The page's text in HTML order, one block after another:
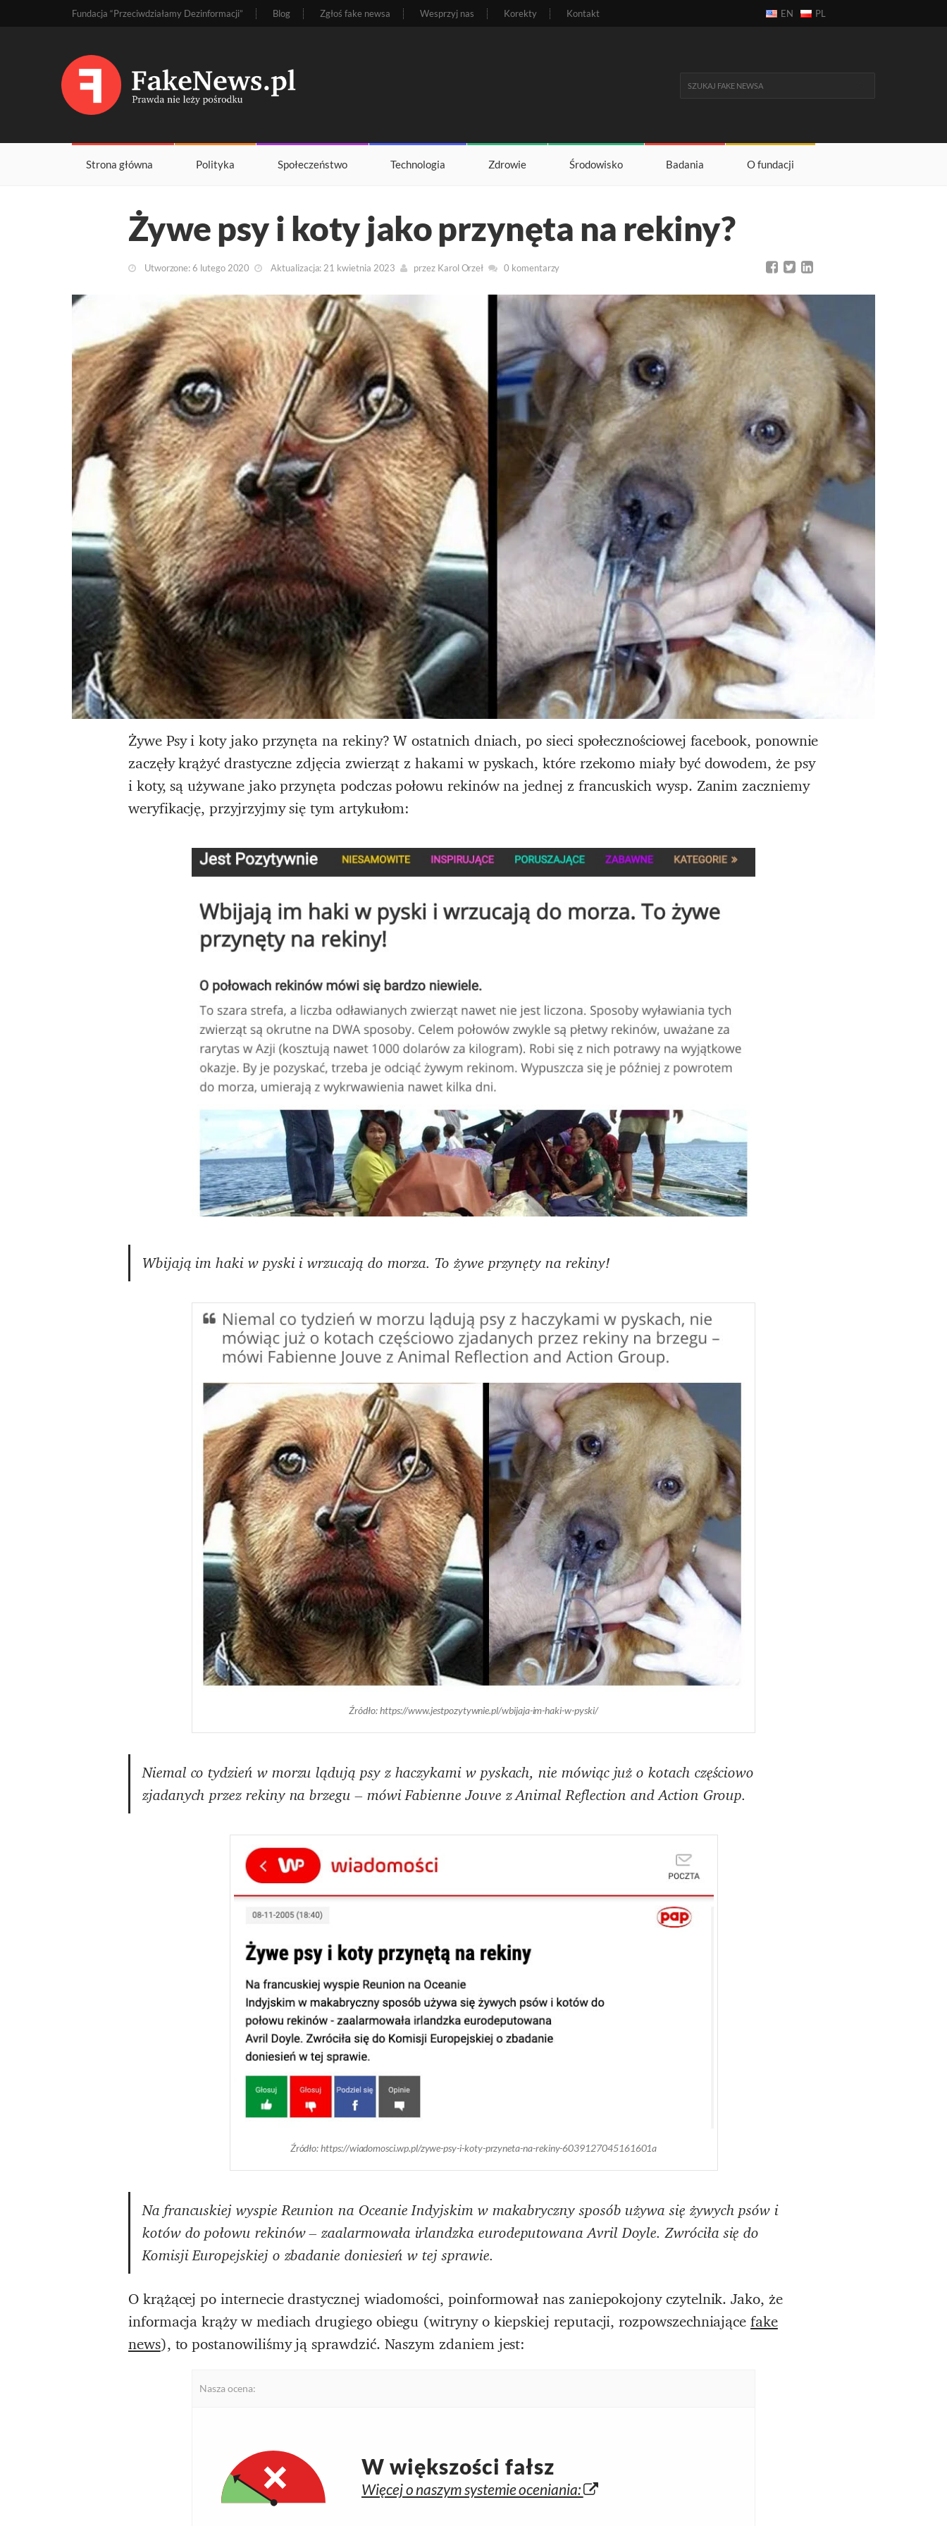
Fundacja “Przeciwdziałamy Dezinformacji” Blog Zgłoś fake newsa Wesprzyj nas Korekty Kontakt EN PL
Strona główna Polityka Społeczeństwo Technologia Zdrowie Środowisko Badania O fundacji
Żywe psy i koty jako przynęta na rekiny?
Utworzone: 6 lutego 2020 Aktualizacja: 21 kwietnia 2023 przez Karol Orzeł 0 komentarzy
Żywe Psy i koty jako przynęta na rekiny? W ostatnich dniach, po sieci społecznościowej facebook, ponownie
zaczęły krążyć drastyczne zdjęcia zwierząt z hakami w pyskach, które rzekomo miały być dowodem, że psy
i koty, są używane jako przynęta podczas połowu rekinów na jednej z francuskich wysp. Zanim zaczniemy
weryfikację, przyjrzyjmy się tym artykułom:
Wbijają im haki w pyski i wrzucają do morza. To żywe przynęty na rekiny!
Źródło: https://www.jestpozytywnie.pl/wbijaja-im-haki-w-pyski/
Niemal co tydzień w morzu lądują psy z haczykami w pyskach, nie mówiąc już o kotach częściowo
zjadanych przez rekiny na brzegu – mówi Fabienne Jouve z Animal Reflection and Action Group.
Źródło: https://wiadomosci.wp.pl/zywe-psy-i-koty-przyneta-na-rekiny-6039127045161601a
Na francuskiej wyspie Reunion na Oceanie Indyjskim w makabryczny sposób używa się żywych psów i
kotów do połowu rekinów – zaalarmowała irlandzka eurodeputowana Avril Doyle. Zwróciła się do
Komisji Europejskiej o zbadanie doniesień w tej sprawie.
O krążącej po internecie drastycznej wiadomości, poinformował nas zaniepokojony czytelnik. Jako, że
informacja krąży w mediach drugiego obiegu (witryny o kiepskiej reputacji, rozpowszechniającefake
news), to postanowiliśmy ją sprawdzić. Naszym zdaniem jest:
Nasza ocena:
W większości fałsz
Więcej o naszym systemie oceniania: